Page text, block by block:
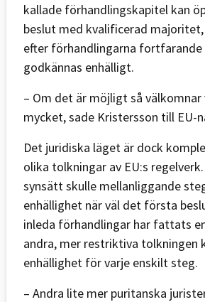
kallade förhandlingskapitel kan
beslut med kvalificerad
efter förhandlingarna
godkännas enhälligt.
– Om det är möjligt så
mycket, sade Kristersson till EU-
Det juridiska läget är dock
olika tolkningar av EU:s
synsätt skulle mellanliggande
enhällighet när väl det första
inleda förhandlingar har fattats
andra, mer restriktiva tolkningen
enhällighet för varje enskilt steg.
– Andra lite mer puritanska